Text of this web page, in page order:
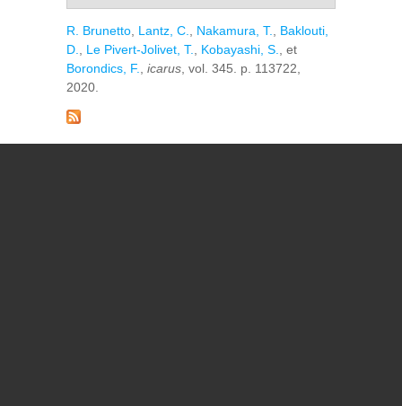
R. Brunetto Lantz, C. Nakamura, T.
Baklouti,
D.
Le Pivert-Jolivet, T. Kobayashi, S.
, et
Borondics, F.
icarus , vol. 345. p. 113722,
2020.